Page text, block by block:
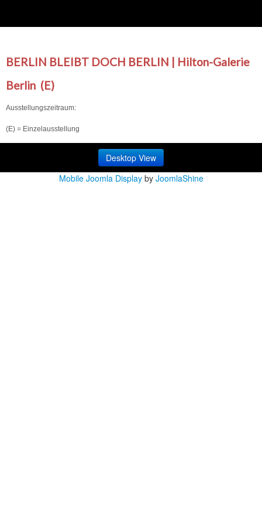
BERLIN BLEIBT DOCH BERLIN | Hilton-Galerie
Berlin (E)
Ausstellungszeitraum:
(E) = Einzelausstellung
Desktop View
Mobile Joomla Displayby JoomlaShine